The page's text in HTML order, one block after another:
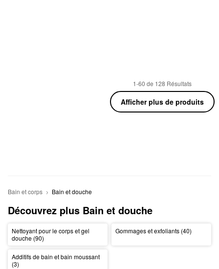
1-60 de 128 Résultats
Afficher plus de produits
Bain et corps Bain et douche
Découvrez plus Bain et douche
Nettoyant pour le corps et gel
douche (90)
Gommages et exfoliants (40)
Additifs de bain et bain moussant
(3)